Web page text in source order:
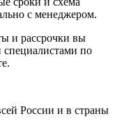
с менеджером.
и рассрочки вы
специалистами по
России и в страны